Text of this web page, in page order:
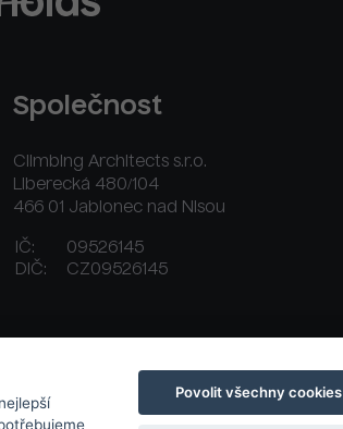
Společnost
Climbing Architects s.r.o.
Liberecká 480/104
466 01 Jablonec nad Nisou
IČ:
09526145
DIČ:
CZ09526145
Povolit všechny cookies